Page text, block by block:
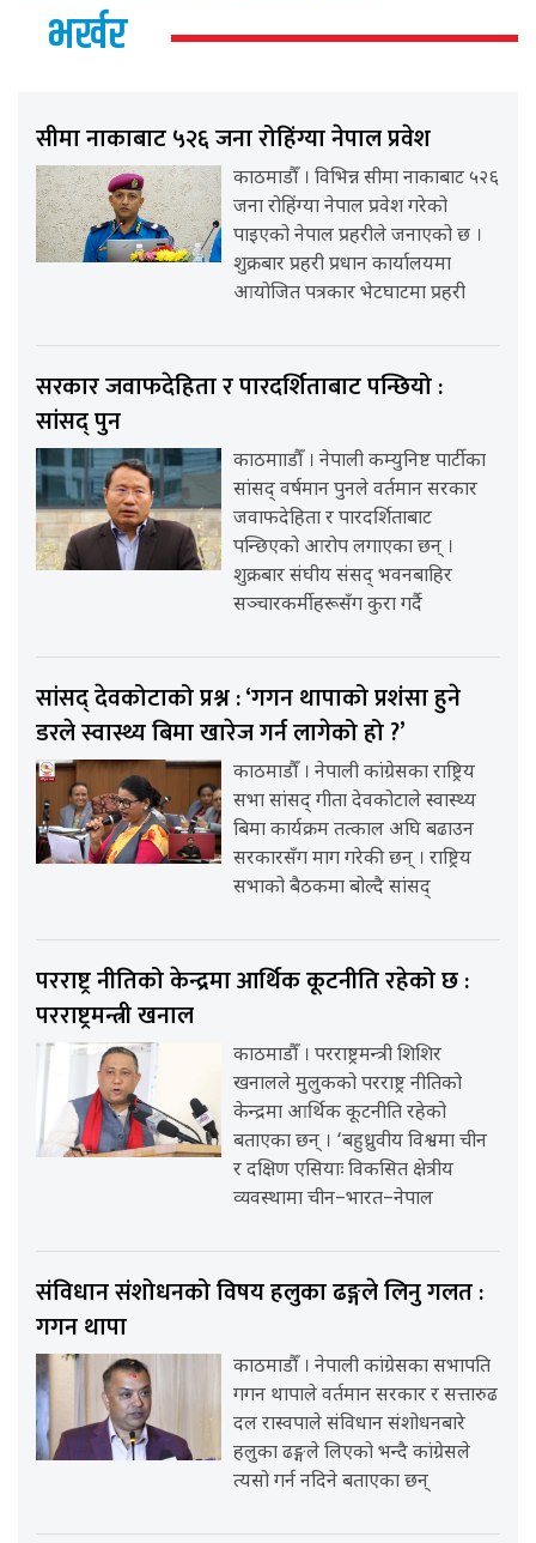
भर्खर
सीमा नाकाबाट ५२६ जना रोहिंग्या नेपाल प्रवेश
काठमाडौँ । विभिन्न सीमा नाकाबाट ५२६
जना रोहिंग्या नेपाल प्रवेश गरेको
पाइएको नेपाल प्रहरीले जनाएको छ ।
शुक्रबार प्रहरी प्रधान कार्यालयमा
आयोजित पत्रकार भेटघाटमा प्रहरी
सरकार जवाफदेहिता र पारदर्शिताबाट पन्छियो :
सांसद् पुन
काठमााडौँ । नेपाली कम्युनिष्ट पार्टीका
सांसद् वर्षमान पुनले वर्तमान सरकार
जवाफदेहिता र पारदर्शिताबाट
पन्छिएको आरोप लगाएका छन् ।
शुक्रबार संघीय संसद् भवनबाहिर
सञ्चारकर्मीहरूसँग कुरा गर्दै
सांसद् देवकोटाको प्रश्न : ‘गगन थापाको प्रशंसा हुने
डरले स्वास्थ्य बिमा खारेज गर्न लागेको हो ?’
काठमाडौँ । नेपाली कांग्रेसका राष्ट्रिय
सभा सांसद् गीता देवकोटाले स्वास्थ्य
बिमा कार्यक्रम तत्काल अघि बढाउन
सरकारसँग माग गरेकी छन् । राष्ट्रिय
सभाको बैठकमा बोल्दै सांसद्
परराष्ट्र नीतिको केन्द्रमा आर्थिक कूटनीति रहेको छ :
परराष्ट्रमन्त्री खनाल
काठमाडौँ । परराष्ट्रमन्त्री शिशिर
खनालले मुलुकको परराष्ट्र नीतिको
केन्द्रमा आर्थिक कूटनीति रहेको
बताएका छन् । ‘बहुध्रुवीय विश्वमा चीन
र दक्षिण एसियाः विकसित क्षेत्रीय
व्यवस्थामा चीन–भारत–नेपाल
संविधान संशोधनको विषय हलुका ढङ्गले लिनु गलत :
गगन थापा
काठमाडौँ । नेपाली कांग्रेसका सभापति
गगन थापाले वर्तमान सरकार र सत्तारुढ
दल रास्वपाले संविधान संशोधनबारे
हलुका ढङ्गले लिएको भन्दै कांग्रेसले
त्यसो गर्न नदिने बताएका छन्